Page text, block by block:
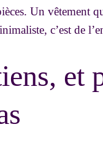
Un vêtement
c’est de
et